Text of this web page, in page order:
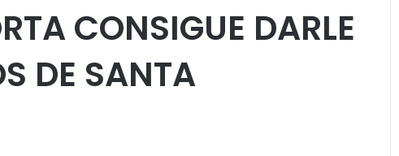
CONSIGUE DARLE
DE SANTA